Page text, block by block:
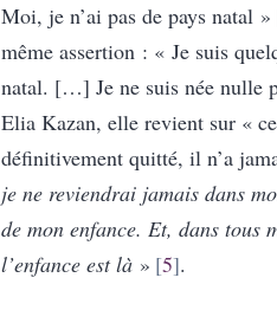
Moi, je n’ai pas de pays natal »
même assertion : « Je suis
natal. […] Je ne suis née nulle
Elia Kazan, elle revient sur «
définitivement quitté, il n’a
je ne reviendrai jamais dans
de mon enfance. Et, dans tous
l’enfance est là » 5 .